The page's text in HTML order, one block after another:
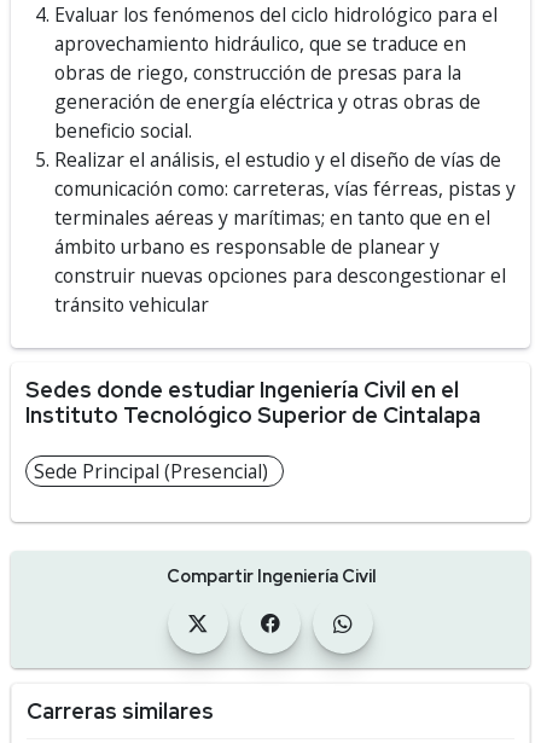
Evaluar los fenómenos del ciclo hidrológico para el
aprovechamiento hidráulico, que se traduce en
obras de riego, construcción de presas para la
generación de energía eléctrica y otras obras de
beneficio social.
Realizar el análisis, el estudio y el diseño de vías de
comunicación como: carreteras, vías férreas, pistas y
terminales aéreas y marítimas; en tanto que en el
ámbito urbano es responsable de planear y
construir nuevas opciones para descongestionar el
tránsito vehicular
Sedes donde estudiar Ingeniería Civil en el
Instituto Tecnológico Superior de Cintalapa
Sede Principal (Presencial)
Compartir Ingeniería Civil
Carreras similares